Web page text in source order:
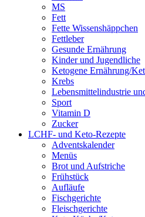
MS
Fett
Fette Wissenshäppchen
Fettleber
Gesunde Ernährung
Kinder und Jugendliche
Ketogene Ernährung/
Krebs
Lebensmittelindustrie
Sport
Vitamin D
Zucker
LCHF- und Keto-Rezepte
Adventskalender
Menüs
Brot und Aufstriche
Frühstück
Aufläufe
Fischgerichte
Fleischgerichte